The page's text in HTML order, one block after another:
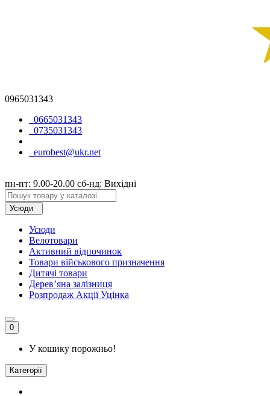
0965031343
0665031343
0735031343
eurobest@ukr.net
пн-пт: 9.00-20.00 сб-нд: Вихідні
Усюди
Усюди
Велотовари
Активний відпочинок
Товари військового призначення
Дитячі товари
Дерев’яна залізниця
Розпродаж Акції Уцінка
0
У кошику порожньо!
Категорії